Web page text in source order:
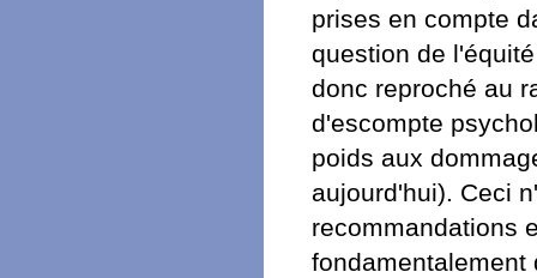
prises en compte
question de
donc reproché au
d'escompte
poids aux
aujourd'hui). Ceci
recommandations
fondamentalement